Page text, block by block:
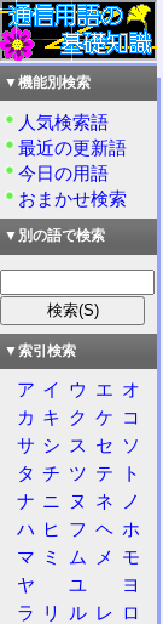
▼機能別検索
人気検索語
最近の更新語
今日の用語
おまかせ検索
▼別の語で検索
▼索引検索
ア イ ウ エ オ
カ キ ク ケ コ
サ シ ス セ ソ
タ チ ツ テ
ト
ナ ニ ヌ ネ
ノ
ハ ヒ フ ヘ ホ
マ ミ ム メ
モ
ヤ
ユ
ヨ
ラ
リ ル レ ロ